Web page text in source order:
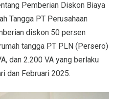
Pemberian Diskon Biaya
Tangga PT Perusahaan
diskon 50 persen
tangga PT PLN (Persero)
dan 2.200 VA yang berlaku
dan Februari 2025.